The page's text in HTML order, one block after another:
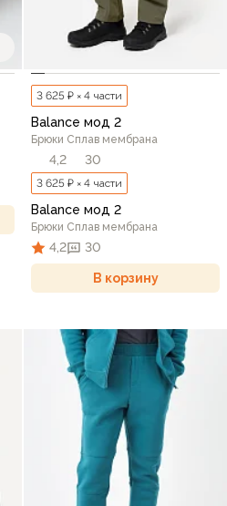
3 625 ₽ × 4 части
Balance мод 2
Брюки Сплав мембрана
4,2 30
3 625 ₽ × 4 части
Balance мод 2
Брюки Сплав мембрана
4,2 30
В корзину